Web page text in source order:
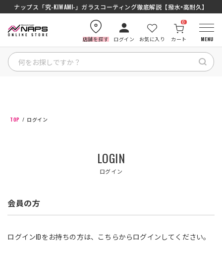
ナップス「究-KIWAMI-」ガラスコーティング徹底解説【撥水×高耐久】
店舗を探す ログイン お気に入り カート
0
MENU
カテゴリから探す
ナップスメンバーズ
店舗を探す
TOP ログイン
LOGIN
ログイン
会員の方
ログインIDをお持ちの方は、こちらからログインしてください。